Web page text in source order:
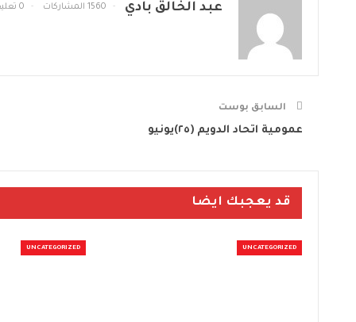
عبد الخالق بادي 1560 المشاركات 0 تعليقات
السابق بوست
عمومية اتحاد الدويم (٢٥)يونيو
قد يعجبك ايضا
UNCATEGORIZED
UNCATEGORIZED